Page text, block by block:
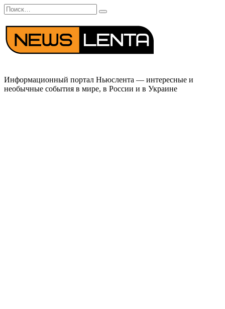
Перейти
к
содержанию
Search
for:
Информационный портал Ньюслента — интересные и
необычные события в мире, в России и в Украине